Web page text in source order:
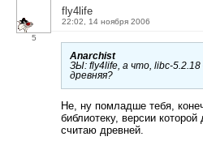
5
fly4life
22:02, 14 ноября 2006
Anarchist
ЗЫ: fly4life , а что, libc-
древняя?
Не, ну помладше тебя,
библиотеку, версии которой
считаю древней.